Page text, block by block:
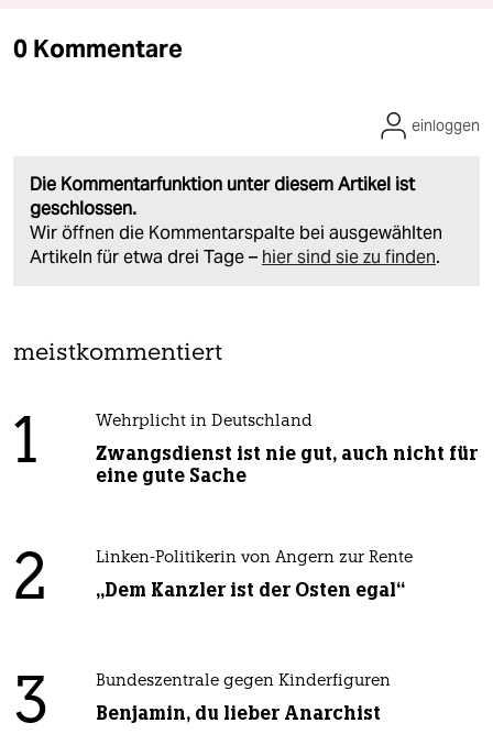
0 Kommentare
Die Kommentarfunktion unter diesem Artikel ist
geschlossen.
Wir öffnen die Kommentarspalte bei ausgewählten
Artikeln für etwa drei Tage – hier sind sie zu finden.
einloggen
meistkommentiert
1 Wehrplicht in Deutschland
Zwangsdienst ist nie gut, auch nicht für
eine gute Sache
2 Linken-Politikerin von Angern zur Rente
„Dem Kanzler ist der Osten egal“
3 Bundeszentrale gegen Kinderfiguren
Benjamin, du lieber Anarchist